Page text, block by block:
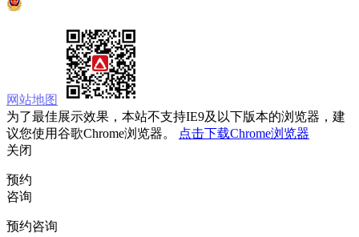
网站地图
为了最佳展示效果，本站不支持IE9及以下版本的浏览器，建
议您使用谷歌Chrome浏览器。
点击下载Chrome浏览器
关闭
预约
咨询
预约咨询